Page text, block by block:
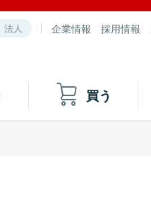
法人 企業情報 採用情報
買う